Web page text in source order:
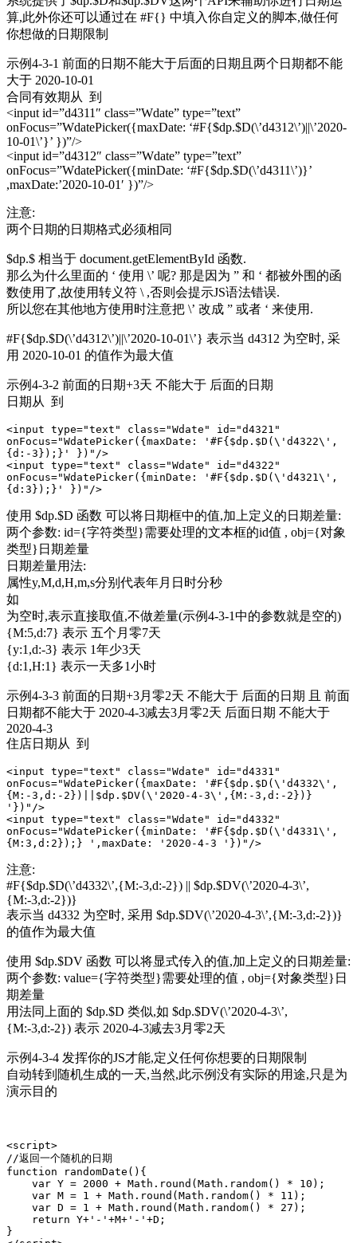
算,此外你还可以通过在 #F{} 中填入你自定义的脚本,做任何
你想做的日期限制
示例4-3-1 前面的日期不能大于后面的日期且两个日期都不能
大于 2020-10-01
合同有效期从 到
<input id=”d4311″ class=”Wdate” type=”text”
onFocus=”WdatePicker({maxDate: ‘#F{$dp.$D(\’d4312\’)||\’2020-
10-01\’}’ })”/>
<input id=”d4312″ class=”Wdate” type=”text”
onFocus=”WdatePicker({minDate: ‘#F{$dp.$D(\’d4311\’)}’
,maxDate:’2020-10-01′ })”/>
注意:
两个日期的日期格式必须相同
$dp.$ 相当于 document.getElementById 函数.
那么为什么里面的 ‘ 使用 \’ 呢? 那是因为 ” 和 ‘ 都被外围的函
数使用了,故使用转义符 \ ,否则会提示JS语法错误.
所以您在其他地方使用时注意把 \’ 改成 ” 或者 ‘ 来使用.
#F{$dp.$D(\’d4312\’)||\’2020-10-01\’} 表示当 d4312 为空时, 采
用 2020-10-01 的值作为最大值
示例4-3-2 前面的日期+3天 不能大于 后面的日期
日期从 到
<input type="text" class="Wdate" id="d4321"
onFocus="WdatePicker({maxDate: '#F{$dp.$D(\'d4322\',
{d:-3});}' })"/>
<input type="text" class="Wdate" id="d4322"
onFocus="WdatePicker({minDate: '#F{$dp.$D(\'d4321\',
{d:3});}' })"/>
使用 $dp.$D 函数 可以将日期框中的值,加上定义的日期差量:
两个参数: id={字符类型}需要处理的文本框的id值 , obj={对象
类型}日期差量
日期差量用法:
属性y,M,d,H,m,s分别代表年月日时分秒
如
为空时,表示直接取值,不做差量(示例4-3-1中的参数就是空的)
{M:5,d:7} 表示 五个月零7天
{y:1,d:-3} 表示 1年少3天
{d:1,H:1} 表示一天多1小时
示例4-3-3 前面的日期+3月零2天 不能大于 后面的日期 且 前面
日期都不能大于 2020-4-3减去3月零2天 后面日期 不能大于
2020-4-3
住店日期从 到
<input type="text" class="Wdate" id="d4331"
onFocus="WdatePicker({maxDate: '#F{$dp.$D(\'d4332\',
{M:-3,d:-2})||$dp.$DV(\'2020-4-3\',{M:-3,d:-2})}
'})"/>
<input type="text" class="Wdate" id="d4332"
onFocus="WdatePicker({minDate: '#F{$dp.$D(\'d4331\',
{M:3,d:2});} ',maxDate: '2020-4-3 '})"/>
注意:
#F{$dp.$D(\’d4332\’,{M:-3,d:-2}) || $dp.$DV(\’2020-4-3\’,
{M:-3,d:-2})}
表示当 d4332 为空时, 采用 $dp.$DV(\’2020-4-3\’,{M:-3,d:-2})}
的值作为最大值
使用 $dp.$DV 函数 可以将显式传入的值,加上定义的日期差量:
两个参数: value={字符类型}需要处理的值 , obj={对象类型}日
期差量
用法同上面的 $dp.$D 类似,如 $dp.$DV(\’2020-4-3\’,
{M:-3,d:-2}) 表示 2020-4-3减去3月零2天
示例4-3-4 发挥你的JS才能,定义任何你想要的日期限制
自动转到随机生成的一天,当然,此示例没有实际的用途,只是为
演示目的
<script>
//返回一个随机的日期
function randomDate(){
}